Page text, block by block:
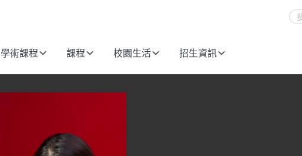
學術課程 課程 校園生活 招生資訊